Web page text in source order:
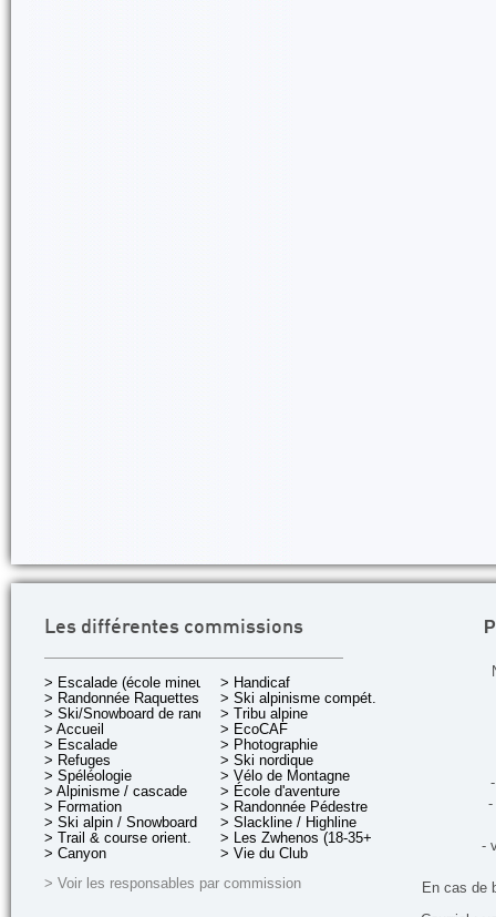
Les différentes commissions
> Escalade (école mineurs)
> Randonnée Raquettes
> Ski/Snowboard de rando.
> Accueil
> Escalade
> Refuges
> Spéléologie
> Alpinisme / cascade
> Formation
> Ski alpin / Snowboard
> Trail & course orient.
> Canyon
> Handicaf
> Ski alpinisme compét.
> Tribu alpine
> EcoCAF
> Photographie
> Ski nordique
> Vélo de Montagne
> École d'aventure
> Randonnée Pédestre
> Slackline / Highline
> Les Zwhenos (18-35+ ans)
> Vie du Club
> Voir les responsables par commission
-
-
En cas de